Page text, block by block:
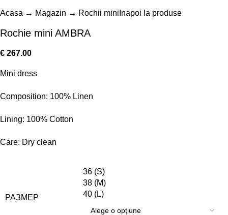
Acasa → Magazin → Rochii mini Inapoi la produse
Rochie mini AMBRA
€ 267.00
Mini dress
Composition: 100% Linen
Lining: 100% Cotton
Care: Dry clean
РАЗМЕР
36 (S)
38 (M)
40 (L)